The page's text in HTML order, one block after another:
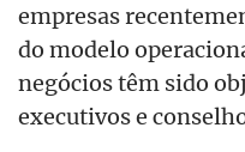
empresas
do modelo
negócios têm sido
executivos e